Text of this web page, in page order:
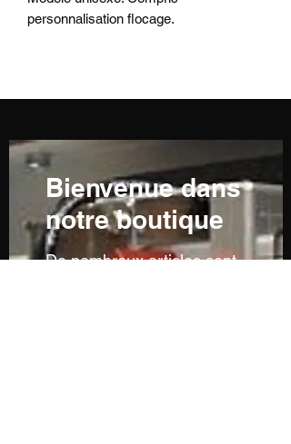
personnalisation flocage.
Bienvenue dans
notre boutique
De nombreux articles sont